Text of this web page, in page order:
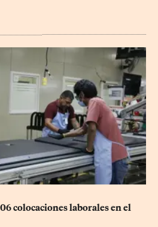
colocaciones laborales en el